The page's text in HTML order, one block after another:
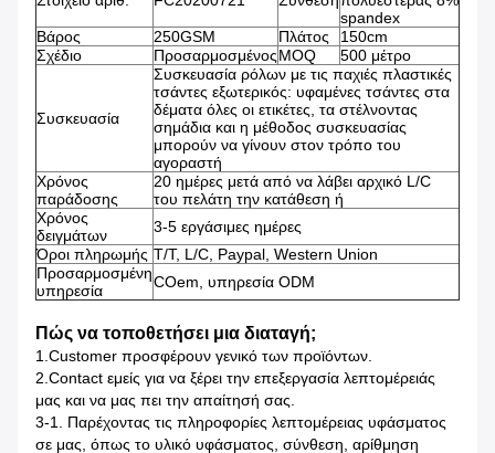
spandex
Βάρος
250GSM Πλάτος
150cm
Σχέδιο
ΠροσαρμοσμένοςMOQ 500 μέτρο
Συσκευασία
Συσκευασία ρόλων με τις παχιές πλαστικές
τσάντες εξωτερικός: υφαμένες τσάντες στα
δέματα όλες οι ετικέτες, τα στέλνοντας
σημάδια και η μέθοδος συσκευασίας
μπορούν να γίνουν στον τρόπο του
αγοραστή
Χρόνος
παράδοσης
20 ημέρες μετά από να λάβει αρχικό L/C
του πελάτη την κατάθεση ή
Χρόνος
δειγμάτων
3-5 εργάσιμες ημέρες
Όροι πληρωμής T/T, L/C, Paypal, Western Union
Προσαρμοσμένη
υπηρεσία
COem, υπηρεσία ODM
Πώς να τοποθετήσει μια διαταγή;
1.Customer προσφέρουν γενικό των προϊόντων.
2.Contact εμείς για να ξέρει την επεξεργασία λεπτομέρειάς
μας και να μας πει την απαίτησή σας.
3-1. Παρέχοντας τις πληροφορίες λεπτομέρειας υφάσματος
σε μας, όπως το υλικό υφάσματος, σύνθεση, αρίθμηση